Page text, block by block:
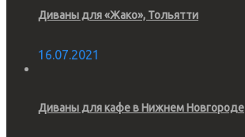
Диваны для «Жако», Тольятти
16.07.2021
Диваны для кафе в Нижнем Новгороде